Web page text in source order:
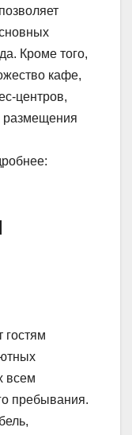
Кроме того,
кафе,
центров,
размещения
гостям
всем
пребывания.